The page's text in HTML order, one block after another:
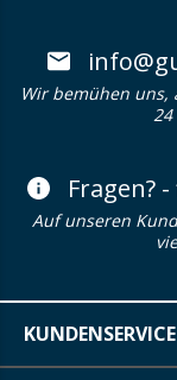
Wir bemühen uns,
Fragen?
Auf unseren
KUNDENSERVICE